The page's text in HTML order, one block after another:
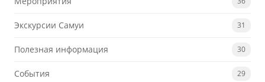
Экскурсии Самуи 31
Полезная информация 30
События 29